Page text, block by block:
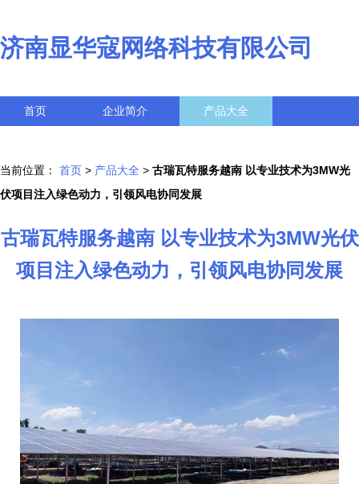
济南显华寇网络科技有限公司
首页 企业简介 产品大全
当前位置： 首页 > 产品大全 > 古瑞瓦特服务越南 以专业技术为3MW光
伏项目注入绿色动力，引领风电协同发展
古瑞瓦特服务越南 以专业技术为3MW光伏
项目注入绿色动力，引领风电协同发展